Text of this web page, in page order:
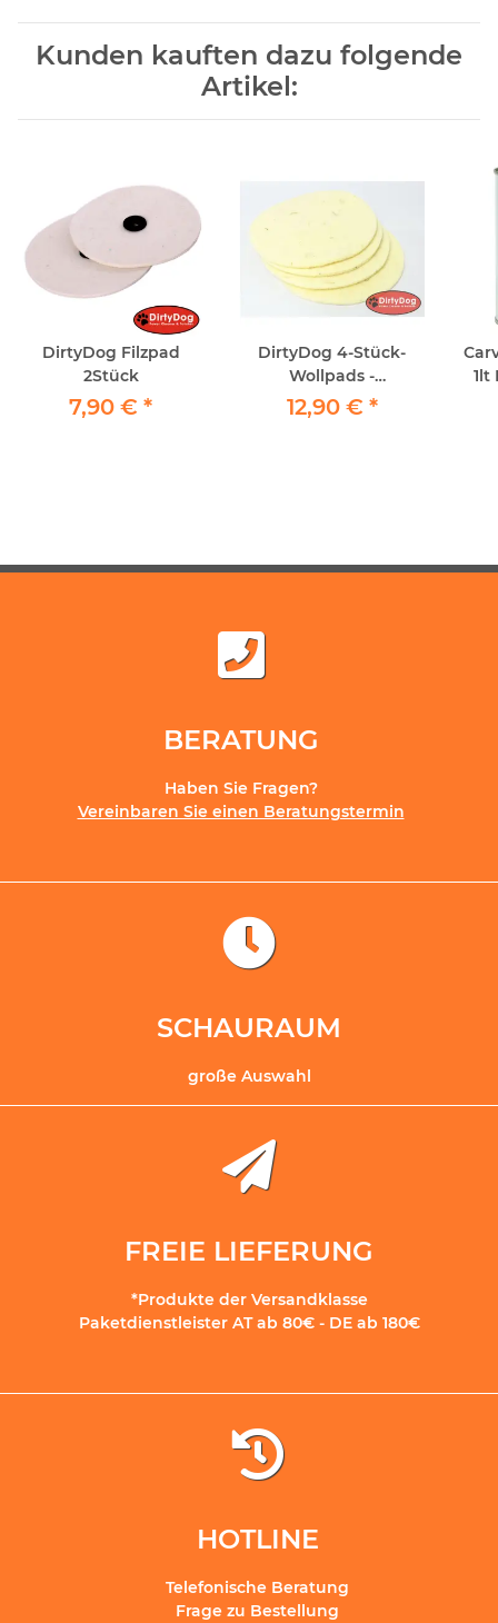
Kunden kauften dazu folgende
Artikel:
DirtyDog Filzpad
2Stück
7,90 € *
DirtyDog 4-Stück-
Wollpads -
Schafschurwolle -
Polierpad Ø 150 mm -
12,90 € *
1lt
BERATUNG
Haben Sie Fragen?
Vereinbaren Sie einen Beratungstermin
SCHAURAUM
große Auswahl
FREIE LIEFERUNG
*Produkte der Versandklasse
Paketdienstleister AT ab 80€ - DE ab 180€
HOTLINE
Telefonische Beratung
Frage zu Bestellung